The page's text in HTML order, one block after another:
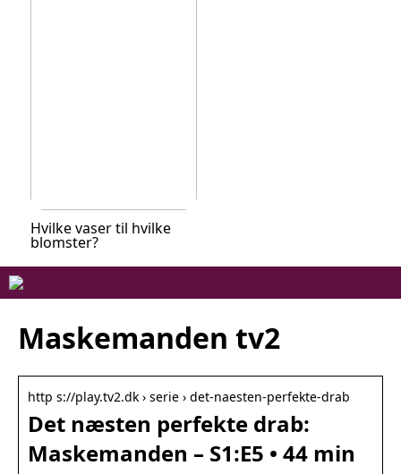
Hvilke vaser til hvilke
blomster?
Maskemanden tv2
http s://play.tv2.dk › serie › det-naesten-perfekte-drab
Det næsten perfekte drab:
Maskemanden – S1:E5 • 44 min